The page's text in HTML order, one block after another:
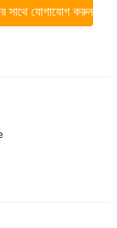
সাথে যোগাযোগ করুন